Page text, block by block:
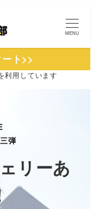
MENU
ト>>
利用しています
弾
リーあ